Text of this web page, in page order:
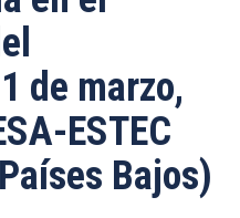
de marzo,
ESTEC
Bajos)